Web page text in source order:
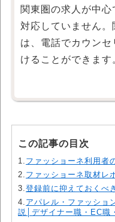
関東圏の求人が中
対応していません
は、電話でカウン
けることができます
この記事の目次
1. ファッショーネ利用者
2. ファッショーネ取材レ
3.登録前に抑えておくべ
4. アパレル・ファッショ
説│デザイナー職・EC職